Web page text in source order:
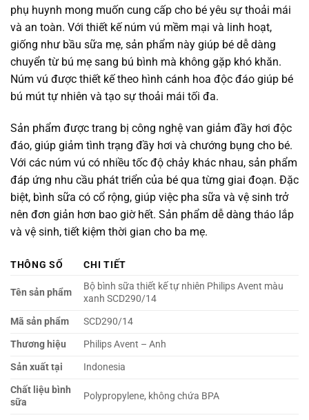
phụ huynh mong muốn cung cấp cho bé yêu sự thoải mái
và an toàn. Với thiết kế núm vú mềm mại và linh hoạt,
giống như bầu sữa mẹ, sản phẩm này giúp bé dễ dàng
chuyển từ bú mẹ sang bú bình mà không gặp khó khăn.
Núm vú được thiết kế theo hình cánh hoa độc đáo giúp bé
bú mút tự nhiên và tạo sự thoải mái tối đa.
Sản phẩm được trang bị công nghệ van giảm đầy hơi độc
đáo, giúp giảm tình trạng đầy hơi và chướng bụng cho bé.
Với các núm vú có nhiều tốc độ chảy khác nhau, sản phẩm
đáp ứng nhu cầu phát triển của bé qua từng giai đoạn. Đặc
biệt, bình sữa có cổ rộng, giúp việc pha sữa và vệ sinh trở
nên đơn giản hơn bao giờ hết. Sản phẩm dễ dàng tháo lắp
và vệ sinh, tiết kiệm thời gian cho ba mẹ.
THÔNG SỐ CHI TIẾT
Tên sản phẩm
Bộ bình sữa thiết kế tự nhiên Philips Avent màu
xanh SCD290/14
Mã sản phẩm
SCD290/14
Thương hiệu
Philips Avent – Anh
Sản xuất tại
Indonesia
Chất liệu bình
sữa
Polypropylene, không chứa BPA